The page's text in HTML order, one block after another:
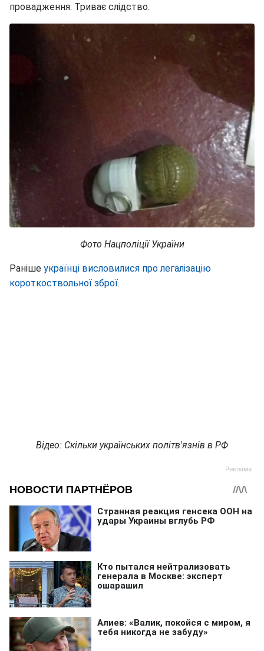
провадження. Триває слідство.
Фото Нацполіції України
Раніше українці висловилися про легалізацію
короткоствольної зброї.
Відео: Скільки українських політв'язнів в РФ